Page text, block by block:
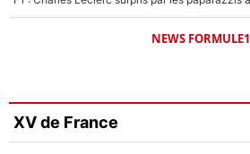
NEWS FORMULE1
XV de France